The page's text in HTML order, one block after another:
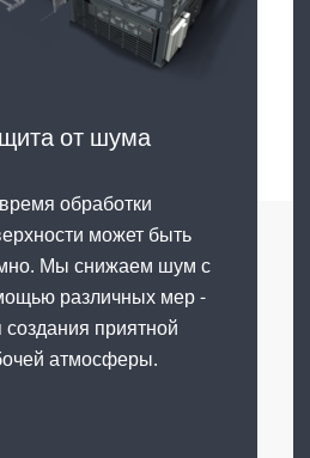
от шума
обработки
может быть
Мы снижаем шум с
различных мер -
создания приятной
атмосферы.